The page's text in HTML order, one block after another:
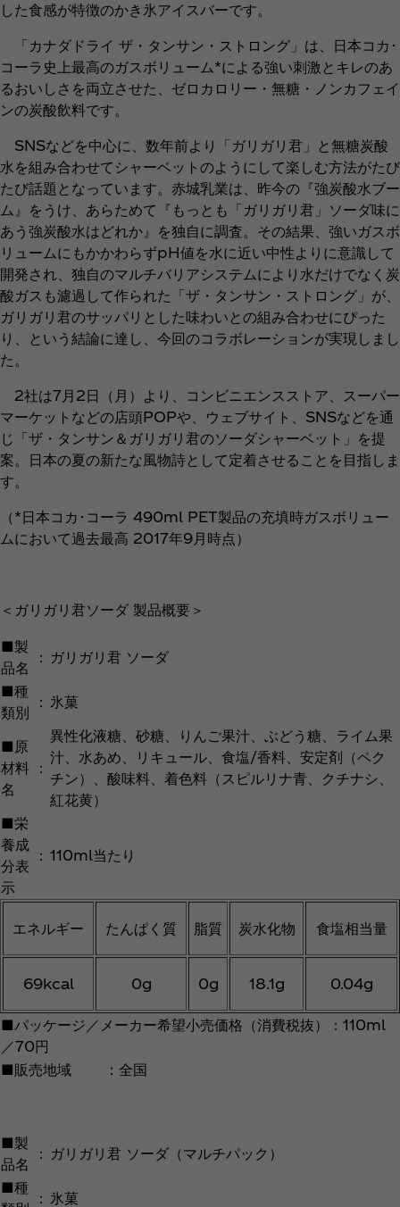
した食感が特徴のかき氷アイスバーです。
「カナダドライ ザ・タンサン・ストロング」は、日本コカ･
コーラ史上最高のガスボリューム*による強い刺激とキレのあ
るおいしさを両立させた、ゼロカロリー・無糖・ノンカフェイ
ンの炭酸飲料です。
SNSなどを中心に、数年前より「ガリガリ君」と無糖炭酸
水を組み合わせてシャーベットのようにして楽しむ方法がたび
たび話題となっています。赤城乳業は、昨今の『強炭酸水ブー
ム』をうけ、あらためて『もっとも「ガリガリ君」ソーダ味に
あう強炭酸水はどれか』を独自に調査。その結果、強いガスボ
リュームにもかかわらずpH値を水に近い中性よりに意識して
開発され、独自のマルチバリアシステムにより水だけでなく炭
酸ガスも濾過して作られた「ザ・タンサン・ストロング」が、
ガリガリ君のサッパリとした味わいとの組み合わせにぴった
り、という結論に達し、今回のコラボレーションが実現しまし
た。
2社は7月2日（月）より、コンビニエンスストア、スーパー
マーケットなどの店頭POPや、ウェブサイト、SNSなどを通
じ「ザ・タンサン＆ガリガリ君のソーダシャーベット」を提
案。日本の夏の新たな風物詩として定着させることを目指しま
す。
（*日本コカ･コーラ 490ml PET製品の充填時ガスボリュー
ムにおいて過去最高 2017年9月時点）
＜ガリガリ君ソーダ 製品概要＞
■製
品名
： ガリガリ君 ソーダ
■種
類別
： 氷菓
■原
材料
名
：
異性化液糖、砂糖、りんご果汁、ぶどう糖、ライム果
汁、水あめ、リキュール、食塩/香料、安定剤（ペク
チン）、酸味料、着色料（スピルリナ青、クチナシ、
紅花黄）
■栄
養成
分表
示
： 110ml当たり
エネルギー たんぱく質 脂質 炭水化物 食塩相当量
69kcal 0g 0g 18.1g 0.04g
■パッケージ／メーカー希望小売価格（消費税抜）：110ml
／70円
■販売地域 ：全国
■製
品名
： ガリガリ君 ソーダ（マルチパック）
■種
： 氷菓